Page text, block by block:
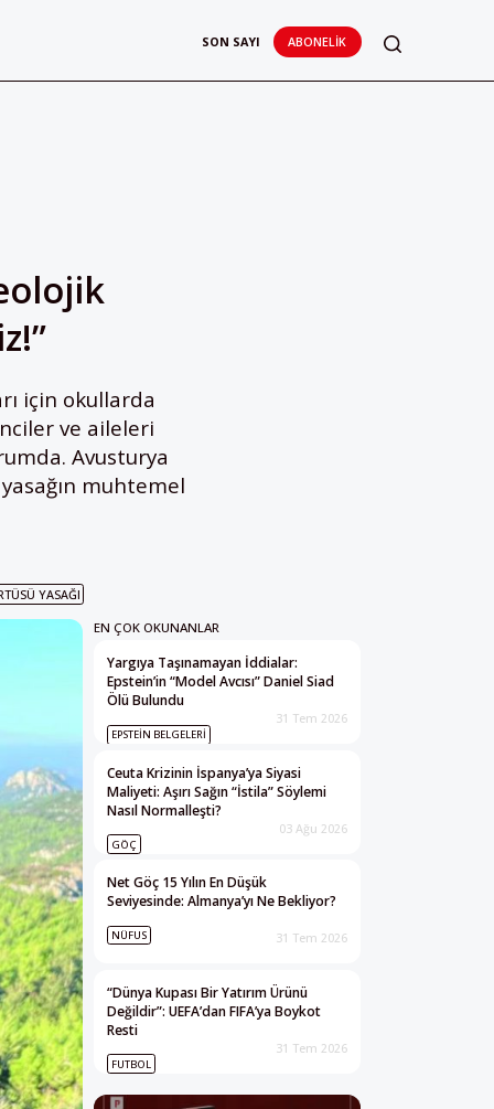
SON SAYI ABONELIK
için okullarda
ve aileleri
Avusturya
muhtemel
YASAĞI
EN ÇOK OKUNANLAR
Yargıya Taşınamayan İddialar:
Epstein’in “Model Avcısı” Daniel Siad
Ölü Bulundu
EPSTEIN BELGELERI
31 Tem 2026
Ceuta Krizinin İspanya’ya Siyasi
Maliyeti: Aşırı Sağın “İstila” Söylemi
Nasıl Normalleşti?
GÖÇ
03 Ağu 2026
Net Göç 15 Yılın En Düşük
Seviyesinde: Almanya’yı Ne Bekliyor?
NÜFUS 31 Tem 2026
“Dünya Kupası Bir Yatırım Ürünü
Değildir”: UEFA’dan FIFA’ya Boykot
Resti
FUTBOL
31 Tem 2026